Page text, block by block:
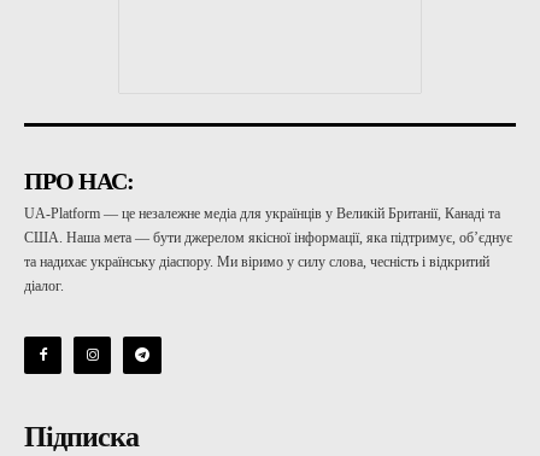
ПРО НАС:
UA-Platform — це незалежне медіа для українців у Великій Британії, Канаді та
США. Наша мета — бути джерелом якісної інформації, яка підтримує, об’єднує
та надихає українську діаспору. Ми віримо у силу слова, чесність і відкритий
діалог.
Підписка